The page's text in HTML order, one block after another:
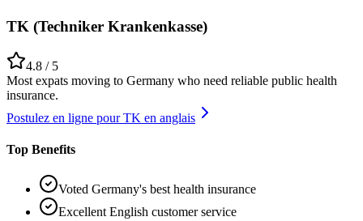
TK (Techniker Krankenkasse)
4.8 / 5
Most expats moving to Germany who need reliable public health
insurance.
Postulez en ligne pour TK en anglais
Top Benefits
Voted Germany's best health insurance
Excellent English customer service